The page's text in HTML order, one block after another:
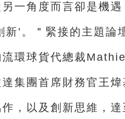
一角度而言卻是機
新’。＂緊接的主題
流環球貨代總裁
集團首席財務官王
，以及創新思維，